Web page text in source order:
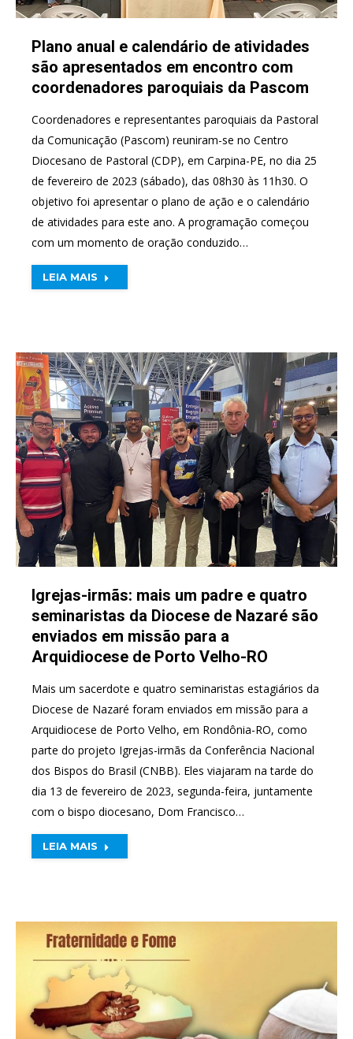
Plano anual e calendário de atividades
são apresentados em encontro com
coordenadores paroquiais da Pascom
Coordenadores e representantes paroquiais da Pastoral
da Comunicação (Pascom) reuniram-se no Centro
Diocesano de Pastoral (CDP), em Carpina-PE, no dia 25
de fevereiro de 2023 (sábado), das 08h30 às 11h30. O
objetivo foi apresentar o plano de ação e o calendário
de atividades para este ano. A programação começou
com um momento de oração conduzido…
LEIA MAIS
Igrejas-irmãs: mais um padre e quatro
seminaristas da Diocese de Nazaré são
enviados em missão para a
Arquidiocese de Porto Velho-RO
Mais um sacerdote e quatro seminaristas estagiários da
Diocese de Nazaré foram enviados em missão para a
Arquidiocese de Porto Velho, em Rondônia-RO, como
parte do projeto Igrejas-irmãs da Conferência Nacional
dos Bispos do Brasil (CNBB). Eles viajaram na tarde do
dia 13 de fevereiro de 2023, segunda-feira, juntamente
com o bispo diocesano, Dom Francisco…
LEIA MAIS